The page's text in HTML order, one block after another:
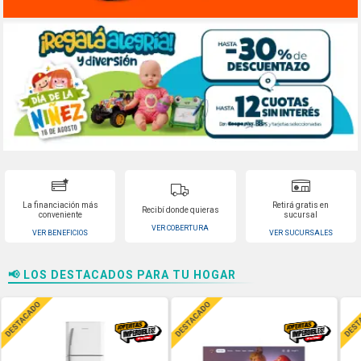
La financiación más
conveniente
VER BENEFICIOS
Recibí donde quieras
VER COBERTURA
Retirá gratis en
sucursal
VER SUCURSALES
📢 LOS DESTACADOS PARA TU HOGAR